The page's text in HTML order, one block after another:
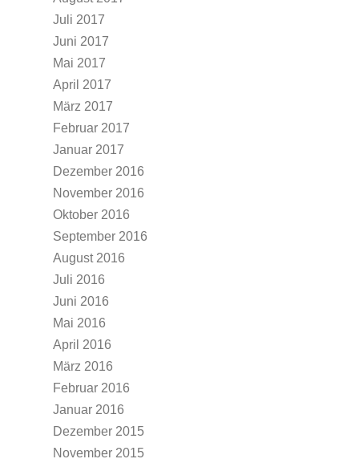
Juli 2017
Juni 2017
Mai 2017
April 2017
März 2017
Februar 2017
Januar 2017
Dezember 2016
November 2016
Oktober 2016
September 2016
August 2016
Juli 2016
Juni 2016
Mai 2016
April 2016
März 2016
Februar 2016
Januar 2016
Dezember 2015
November 2015